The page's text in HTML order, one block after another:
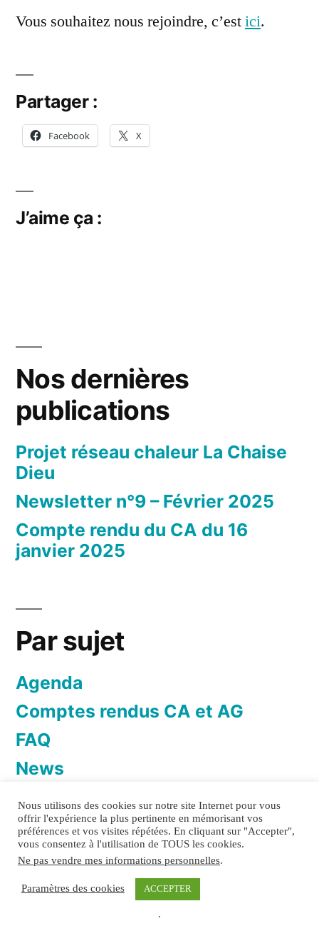
Vous souhaitez nous rejoindre, c’estici.
Partager :
Facebook X
J’aime ça :
Nos dernières
publications
Projet réseau chaleur La Chaise
Dieu
Newsletter n°9 – Février 2025
Compte rendu du CA du 16
janvier 2025
Par sujet
Agenda
Comptes rendus CA et AG
FAQ
News
Newsletter
Politique de confidentialité
Nous utilisons des cookies sur notre site Internet pour vous
offrir l'expérience la plus pertinente en mémorisant vos
préférences et vos visites répétées. En cliquant sur "Accepter",
vous consentez à l'utilisation de TOUS les cookies.
Ne pas vendre mes informations personnelles.
Paramètres des cookies ACCEPTER
.